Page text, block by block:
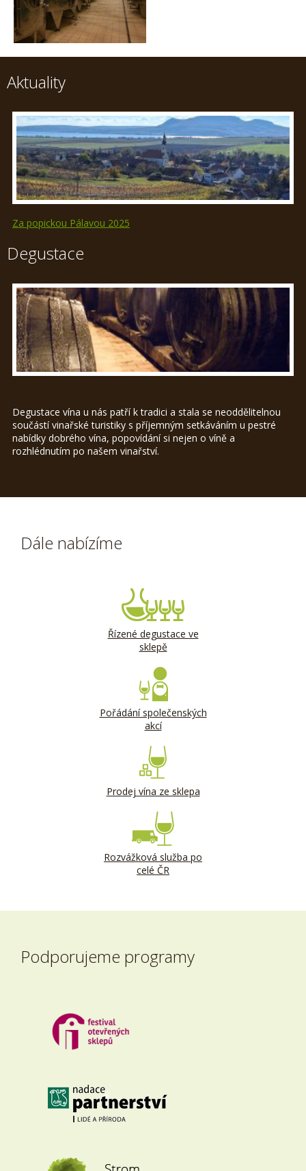
Aktuality
Za popickou Pálavou 2025
Degustace
Degustace vína u nás patří k tradici a stala se neoddělitelnou
součástí vinařské turistiky s příjemným setkáváním u pestré
nabídky dobrého vína, popovídání si nejen o víně a
rozhlédnutím po našem vinařství.
Dále nabízíme
Řízené degustace ve
sklepě
Pořádání společenských
akcí
Prodej vína ze sklepa
Rozvážková služba po
celé ČR
Podporujeme programy